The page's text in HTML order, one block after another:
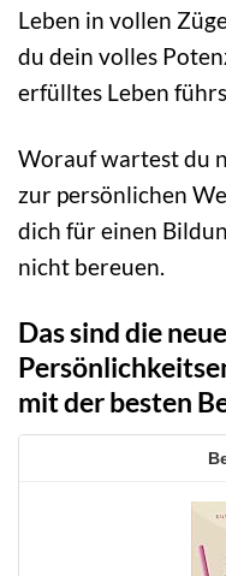
Leben in vollen
du dein volles
erfülltes Leben
Worauf wartest du
zur persönlichen
dich für einen
nicht bereuen.
Das sind die
mit der besten